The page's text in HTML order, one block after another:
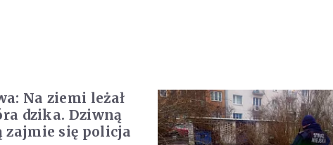
Na ziemi leżał
dzika. Dziwną
zajmie się policja